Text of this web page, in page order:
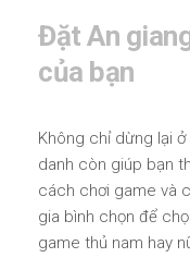
Đặt An
của bạn
Không chỉ dừng lại
danh còn giúp bạn
cách chơi game và
gia bình chọn để
game thủ nam hay